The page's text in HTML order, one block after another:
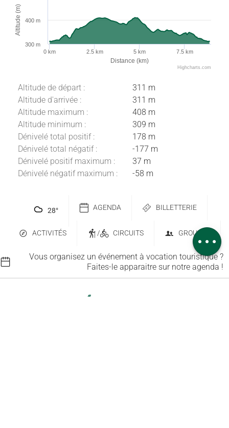
Avis
Distance (km)
Altitude (m)
0 km 2.5 km 5 km 7.5 km
300 m
400 m
Highcharts.com
Altitude de départ :
311 m
Altitude d'arrivée :
311 m
Altitude maximum :
408 m
Altitude minimum :
309 m
Dénivelé total positif :
178 m
Dénivelé total négatif :
-177 m
Dénivelé positif maximum :
37 m
Dénivelé négatif maximum :
-58 m
28° AGENDA BILLETTERIE
ACTIVITÉS / CIRCUITS GROUPES
Vous organisez un événement à vocation touristique ?
Faites-le apparaitre sur notre agenda !